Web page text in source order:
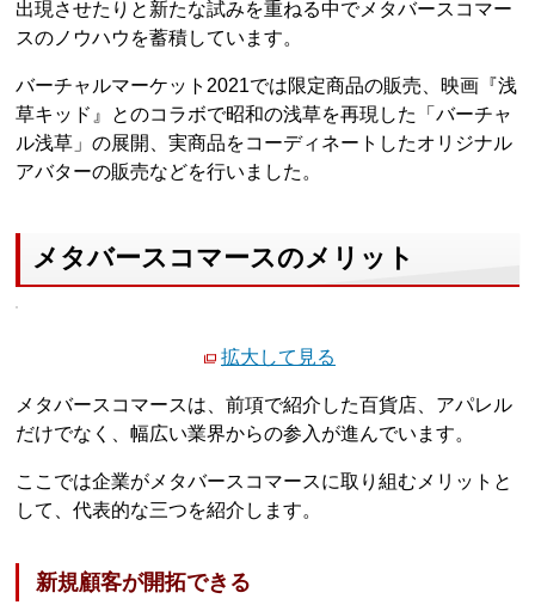
出現させたりと新たな試みを重ねる中でメタバースコマー
スのノウハウを蓄積しています。
バーチャルマーケット2021では限定商品の販売、映画『浅
草キッド』とのコラボで昭和の浅草を再現した「バーチャ
ル浅草」の展開、実商品をコーディネートしたオリジナル
アバターの販売などを行いました。
メタバースコマースのメリット
拡大して見る
メタバースコマースは、前項で紹介した百貨店、アパレル
だけでなく、幅広い業界からの参入が進んでいます。
ここでは企業がメタバースコマースに取り組むメリットと
して、代表的な三つを紹介します。
新規顧客が開拓できる